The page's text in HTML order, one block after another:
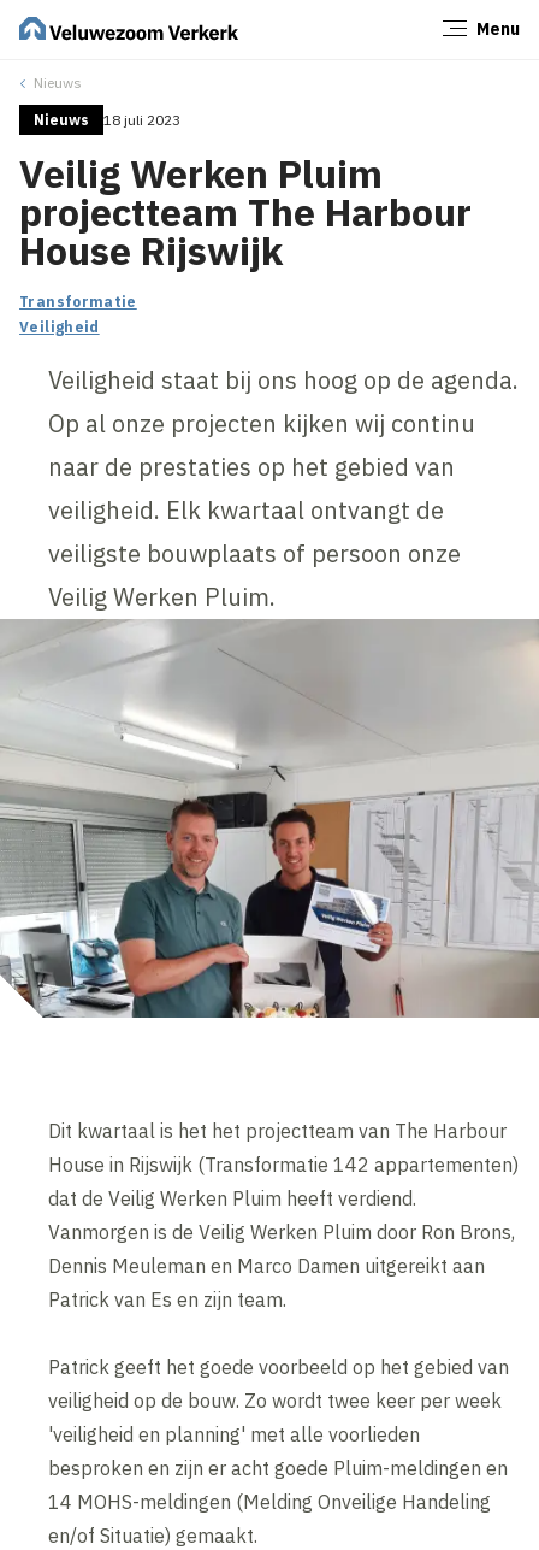
Menu
Nieuws
Nieuws 18 juli 2023
Veilig Werken Pluim
projectteam The Harbour
House Rijswijk
Transformatie
Veiligheid
Veiligheid staat bij ons hoog op de agenda.
Op al onze projecten kijken wij continu
naar de prestaties op het gebied van
veiligheid. Elk kwartaal ontvangt de
veiligste bouwplaats of persoon onze
Veilig Werken Pluim.
Dit kwartaal is het het projectteam van The Harbour
House in Rijswijk (Transformatie 142 appartementen)
dat de Veilig Werken Pluim heeft verdiend.
Vanmorgen is de Veilig Werken Pluim door Ron Brons,
Dennis Meuleman en Marco Damen uitgereikt aan
Patrick van Es en zijn team.
Patrick geeft het goede voorbeeld op het gebied van
veiligheid op de bouw. Zo wordt twee keer per week
'veiligheid en planning' met alle voorlieden
besproken en zijn er acht goede Pluim-meldingen en
14 MOHS-meldingen (Melding Onveilige Handeling
en/of Situatie) gemaakt.
Sluiten